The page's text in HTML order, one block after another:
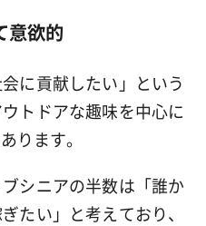
意欲的
に貢献したい」という
トドアな趣味を中心に
ります。
シニアの半数は「誰か
たい」と考えており、